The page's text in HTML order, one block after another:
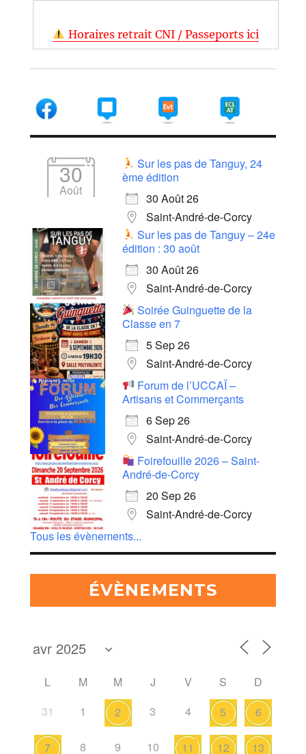
Horaires retrait CNI / Passeports ici
30
Août
Sur les pas de Tanguy, 24
ème édition
30 Août 26
Saint-André-de-Corcy
Sur les pas de Tanguy – 24e
édition : 30 août
30 Août 26
Saint-André-de-Corcy
Soirée Guinguette de la
Classe en 7
5 Sep 26
Saint-André-de-Corcy
Forum de l’UCCAÏ –
Artisans et Commerçants
6 Sep 26
Saint-André-de-Corcy
Foirefouille 2026 – Saint-
André-de-Corcy
20 Sep 26
Saint-André-de-Corcy
Tous les évènements...
ÉVÈNEMENTS
L M M J V S
D
31
1 2 3 4 5 6
7 8 9 10 11 12 13